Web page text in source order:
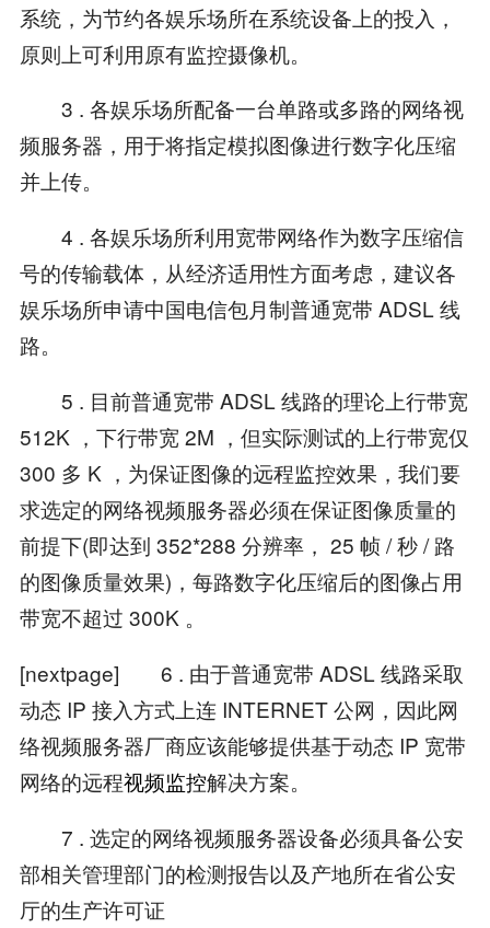
系统，为节约各娱乐场所在系统设备上的投入，
原则上可利用原有监控摄像机。
3 . 各娱乐场所配备一台单路或多路的网络视
频服务器，用于将指定模拟图像进行数字化压缩
并上传。
4 . 各娱乐场所利用宽带网络作为数字压缩信
号的传输载体，从经济适用性方面考虑，建议各
娱乐场所申请中国电信包月制普通宽带 ADSL 线
路。
5 . 目前普通宽带 ADSL 线路的理论上行带宽
512K ，下行带宽 2M ，但实际测试的上行带宽仅
300 多 K ，为保证图像的远程监控效果，我们要
求选定的网络视频服务器必须在保证图像质量的
前提下(即达到 352*288 分辨率， 25 帧 / 秒 / 路
的图像质量效果)，每路数字化压缩后的图像占用
带宽不超过 300K 。
[nextpage] 6 . 由于普通宽带 ADSL 线路采取
动态 IP 接入方式上连 INTERNET 公网，因此网
络视频服务器厂商应该能够提供基于动态 IP 宽带
网络的远程视频监控解决方案。
7 . 选定的网络视频服务器设备必须具备公安
部相关管理部门的检测报告以及产地所在省公安
厅的生产许可证